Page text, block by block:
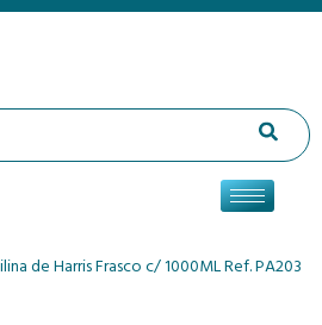
de Harris Frasco c/ 1000ML Ref. PA203